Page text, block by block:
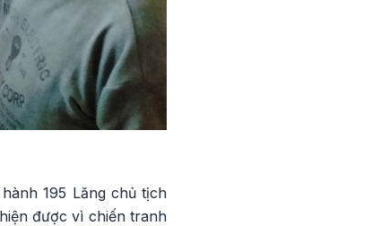
195 Lăng chủ tịch
được vì chiến tranh